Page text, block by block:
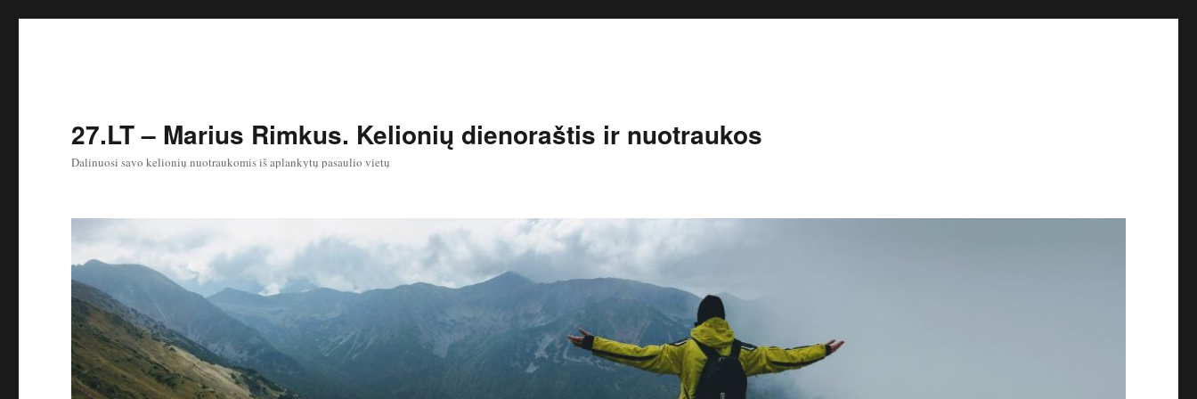
27.LT – Marius Rimkus. Kelionių dienoraštis ir nuotraukos
Dalinuosi savo kelionių nuotraukomis iš aplankytų pasaulio vietų